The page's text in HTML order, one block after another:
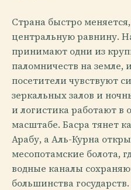
Страна быстро
центральную равнину.
принимают одни из
паломничеств на земле,
посетители чувствуют
зеркальных залов и
и логистика работают
масштабе. Басра тянет
Арабу, а Аль-Курна
месопотамские болота,
водные каналы
большинства